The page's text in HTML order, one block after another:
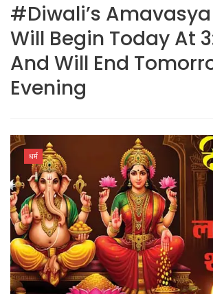
#Diwali’s
Will Begin Today At
And Will End
Evening
धर्म